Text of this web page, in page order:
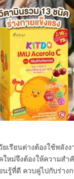
ยเรียนต่างต้องใช้พลัง
หม่จึงต้องให้ความสำ
นรู้ที่ดี ควบคู่ไปกับร่าง